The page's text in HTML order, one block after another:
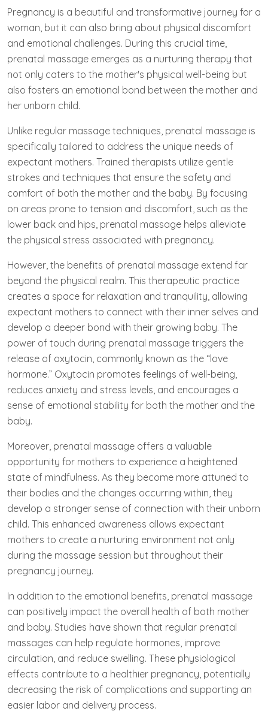
Pregnancy is a beautiful and transformative journey for a
woman, but it can also bring about physical discomfort
and emotional challenges. During this crucial time,
prenatal massage emerges as a nurturing therapy that
not only caters to the mother's physical well-being but
also fosters an emotional bond between the mother and
her unborn child.
Unlike regular massage techniques, prenatal massage is
specifically tailored to address the unique needs of
expectant mothers. Trained therapists utilize gentle
strokes and techniques that ensure the safety and
comfort of both the mother and the baby. By focusing
on areas prone to tension and discomfort, such as the
lower back and hips, prenatal massage helps alleviate
the physical stress associated with pregnancy.
However, the benefits of prenatal massage extend far
beyond the physical realm. This therapeutic practice
creates a space for relaxation and tranquility, allowing
expectant mothers to connect with their inner selves and
develop a deeper bond with their growing baby. The
power of touch during prenatal massage triggers the
release of oxytocin, commonly known as the “love
hormone.” Oxytocin promotes feelings of well-being,
reduces anxiety and stress levels, and encourages a
sense of emotional stability for both the mother and the
baby.
Moreover, prenatal massage offers a valuable
opportunity for mothers to experience a heightened
state of mindfulness. As they become more attuned to
their bodies and the changes occurring within, they
develop a stronger sense of connection with their unborn
child. This enhanced awareness allows expectant
mothers to create a nurturing environment not only
during the massage session but throughout their
pregnancy journey.
In addition to the emotional benefits, prenatal massage
can positively impact the overall health of both mother
and baby. Studies have shown that regular prenatal
massages can help regulate hormones, improve
circulation, and reduce swelling. These physiological
effects contribute to a healthier pregnancy, potentially
decreasing the risk of complications and supporting an
easier labor and delivery process.